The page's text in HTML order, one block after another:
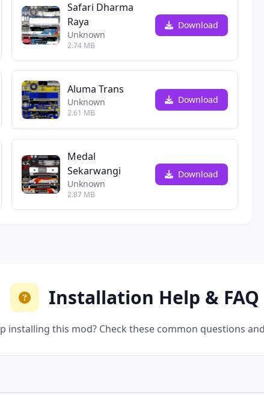
Safari Dharma
Raya
Unknown
2.74 MB
Download
Aluma Trans
Unknown
2.61 MB
Download
Medal
Sekarwangi
Unknown
2.87 MB
Download
Installation Help & FAQ
installing this mod? Check these common questions